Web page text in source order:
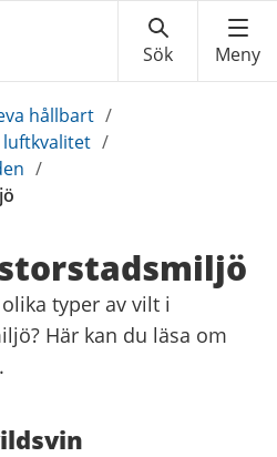
hållbart /
/
/
typer av vilt i
Här kan du läsa om